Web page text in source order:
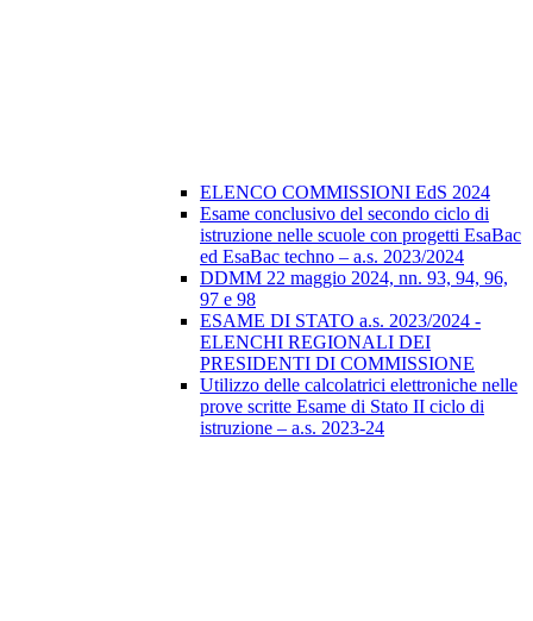
ELENCO COMMISSIONI EdS 2024
Esame conclusivo del secondo ciclo di
istruzione nelle scuole con progetti EsaBac
ed EsaBac techno – a.s. 2023/2024
DDMM 22 maggio 2024, nn. 93, 94, 96,
97 e 98
ESAME DI STATO a.s. 2023/2024 -
ELENCHI REGIONALI DEI
PRESIDENTI DI COMMISSIONE
Utilizzo delle calcolatrici elettroniche nelle
prove scritte Esame di Stato II ciclo di
istruzione – a.s. 2023-24